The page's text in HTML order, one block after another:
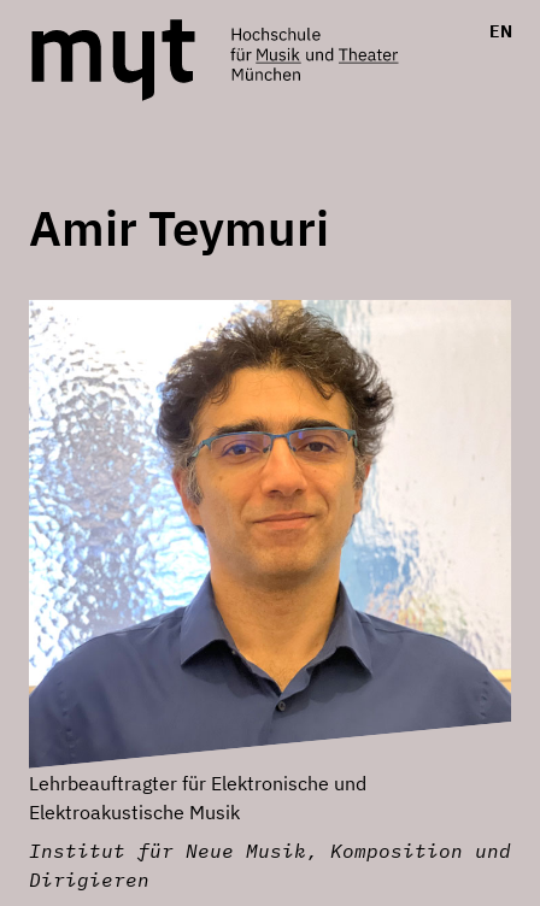
EN
Amir Teymuri
Lehrbeauftragter für Elektronische und
Elektroakustische Musik
Institut für Neue Musik, Komposition und
Dirigieren